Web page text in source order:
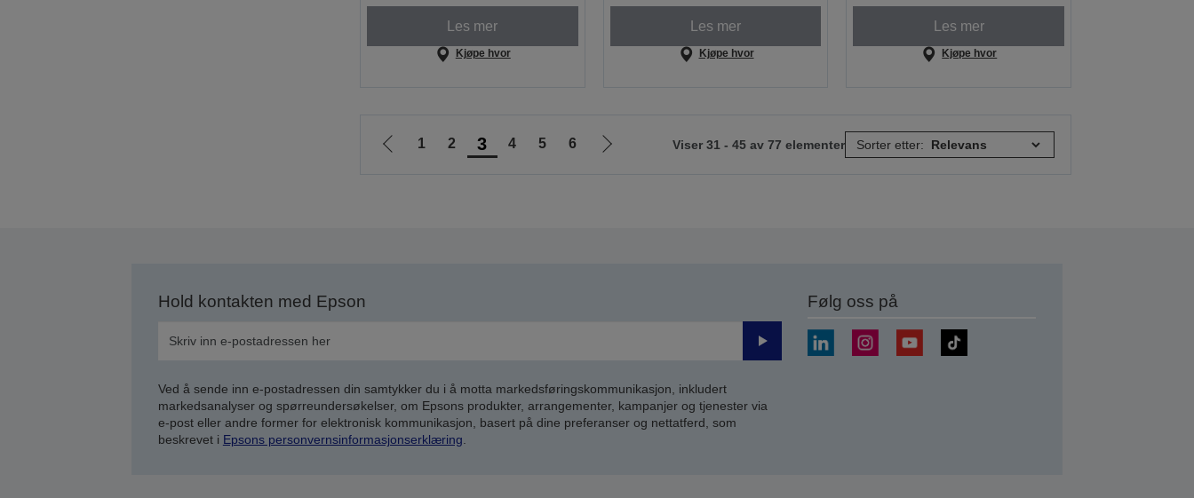
Les mer
Kjøpe hvor
Les mer
Kjøpe hvor
Les mer
Kjøpe hvor
Gå
1 2 3 4 5 6
Gå
Viser 31 - 45 av 77 elementer Sorter etter:
Hold kontakten med Epson
Send
Ved å sende inn e-postadressen din samtykker du i å motta markedsføringskommunikasjon, inkludert
markedsanalyser og spørreundersøkelser, om Epsons produkter, arrangementer, kampanjer og tjenester via
e-post eller andre former for elektronisk kommunikasjon, basert på dine preferanser og nettatferd, som
beskrevet i Epsons personvernsinformasjonserklæring.
Følg oss på